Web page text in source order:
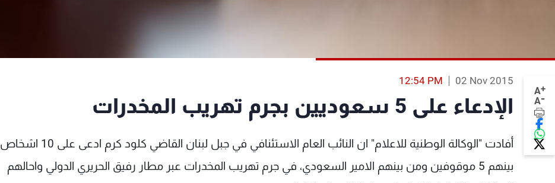
A+
A-
02 Nov 2015
12:54 PM
الإدعاء على 5 سعوديين بجرم تهريب المخدرات
أفادت "الوكالة الوطنية للاعلام" ان النائب العام الاستئنافي في جبل لبنان القاضي كلود كرم ادعى على 10 اشخاص
بينهم 5 موقوفين ومن بينهم الامير السعودي، في جرم تهريب المخدرات عبر مطار رفيق الحريري الدولي واحالهم